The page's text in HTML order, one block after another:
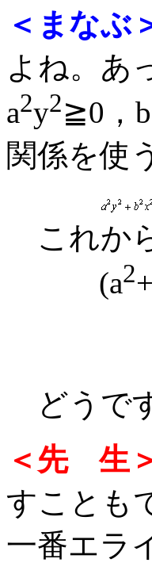
＜まなぶ
よね。あ
a2y2≧0，b
関係を使
これか
(a2
どうで
＜先 生
すことも
一番エラ